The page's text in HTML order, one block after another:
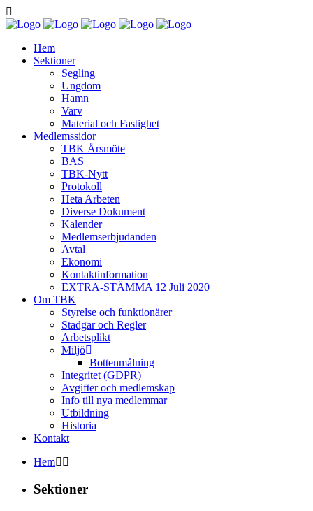
Hem
Sektioner
Segling
Ungdom
Hamn
Varv
Material och Fastighet
Medlemssidor
TBK Årsmöte
BAS
TBK-Nytt
Protokoll
Heta Arbeten
Diverse Dokument
Kalender
Medlemserbjudanden
Avtal
Ekonomi
Kontaktinformation
EXTRA-STÄMMA 12 Juli 2020
Om TBK
Styrelse och funktionärer
Stadgar och Regler
Arbetsplikt
Miljö
Bottenmålning
Integritet (GDPR)
Avgifter och medlemskap
Info till nya medlemmar
Utbildning
Historia
Kontakt
Hem
Sektioner